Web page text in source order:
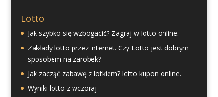
Lotto
Jak szybko się wzbogacić? Zagraj w lotto online.
Zakłady lotto przez internet. Czy Lotto jest dobrym
sposobem na zarobek?
Jak zacząć zabawę z lotkiem? lotto kupon online.
Wyniki lotto z wczoraj